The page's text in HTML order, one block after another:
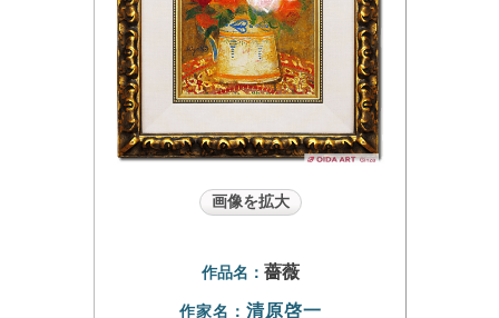
画像を拡大
作品名： 薔薇
作家名： 清原啓一